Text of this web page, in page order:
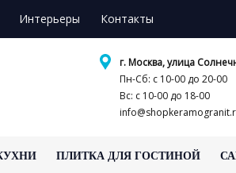
Интерьеры Контакты
г. Москва, улица
Пн-Сб: с 10-00 до 20-00
Вс: с 10-00 до 18-00
ПЛИТКА ДЛЯ ГОСТИНОЙ